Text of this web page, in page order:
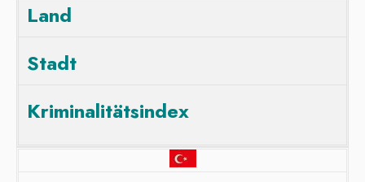
Land
Stadt
Kriminalitätsindex